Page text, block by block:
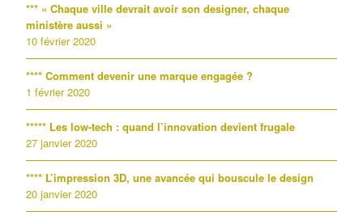
*** « Chaque ville devrait avoir son designer, chaque
ministère aussi »
10 février 2020
**** Comment devenir une marque engagée ?
1 février 2020
***** Les low-tech : quand l’innovation devient frugale
27 janvier 2020
**** L’impression 3D, une avancée qui bouscule le design
20 janvier 2020